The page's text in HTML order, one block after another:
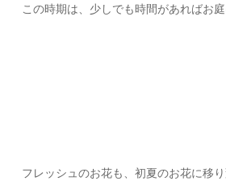
この時期は、少しでも時間があればお庭
フレッシュのお花も、初夏のお花に移